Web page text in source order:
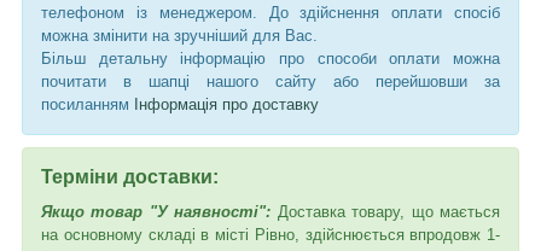
телефоном із менеджером. До здійснення оплати спосіб
можна змінити на зручніший для Вас.
Більш детальну інформацію про способи оплати можна
почитати в шапці нашого сайту або перейшовши за
посиланням
Інформація про доставку
Терміни доставки:
Якщо товар "У наявності": Доставка товару, що мається
на основному складі в місті Рівно, здійснюється впродовж 1-